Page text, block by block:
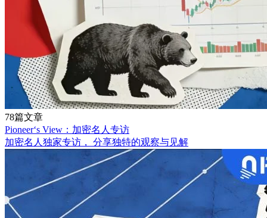
78篇文章
Pioneer‘s View：加密名人专访
加密名人独家专访， 分享独特的观察与见解